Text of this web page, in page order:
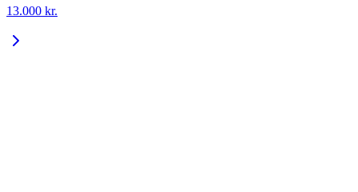
13.000 kr.